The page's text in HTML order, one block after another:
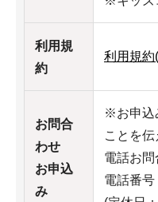
利用規
約
利用規
お問合
わせ
お申込
み
※お申込
ことを伝
電話お
電話番